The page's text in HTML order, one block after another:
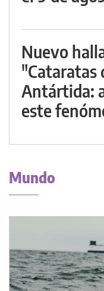
Nuevo
"Cataratas
Antártida:
este
Mundo